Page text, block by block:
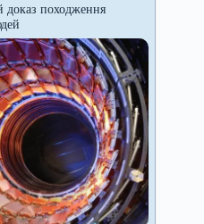
доказ походження